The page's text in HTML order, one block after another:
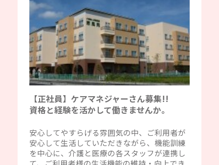
【正社員】ケアマネジャーさん募集!!
資格と経験を活かして働きませんか。
安心してやすらげる雰囲気の中、ご利用者が
安心して生活していただきながら、機能訓練
を中心に、介護と医療の各スタッフが連携し